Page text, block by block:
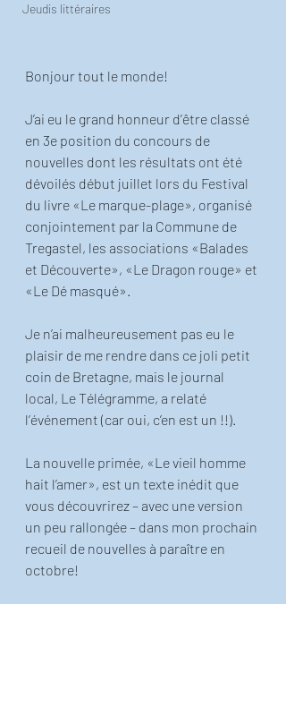
Jeudis littéraires
Bonjour tout le monde!
J’ai eu le grand honneur d’être classé
en 3e position du concours de
nouvelles dont les résultats ont été
dévoilés début juillet lors du Festival
du livre «Le marque-plage», organisé
conjointement par la Commune de
Tregastel, les associations «Balades
et Découverte», «Le Dragon rouge» et
«Le Dé masqué».
Je n’ai malheureusement pas eu le
plaisir de me rendre dans ce joli petit
coin de Bretagne, mais le journal
local, Le Télégramme, a relaté
l’événement (car oui, c’en est un !!).
La nouvelle primée, «Le vieil homme
hait l’amer», est un texte inédit que
vous découvrirez – avec une version
un peu rallongée – dans mon prochain
recueil de nouvelles à paraître en
octobre!